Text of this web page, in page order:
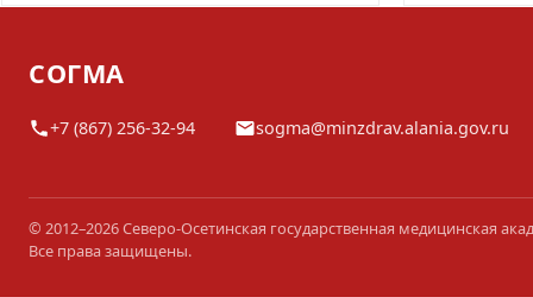
СОГМА
+7 (867) 256-32-94 sogma@minzdrav.alania.gov.ru
© 2012–2026 Северо-Осетинская государственная медицинская
Все права защищены.